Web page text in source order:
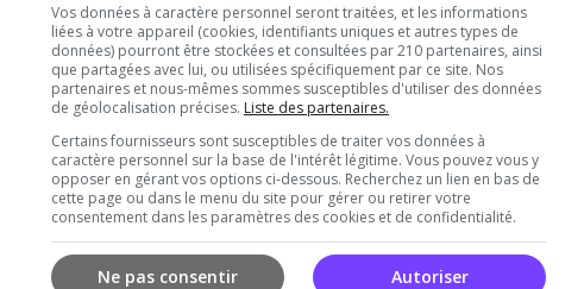
Il n'y a pas encore d'avis sur ce serveur.
Qualité Staff du serveur Ambiance
Vos données à caractère personnel seront traitées, et les informations
liées à votre appareil (cookies, identifiants uniques et autres types de
données) pourront être stockées et consultées par 210 partenaires, ainsi
que partagées avec lui, ou utilisées spécifiquement par ce site. Nos
partenaires et nous-mêmes sommes susceptibles d'utiliser des données
de géolocalisation précises. Liste des partenaires.
Certains fournisseurs sont susceptibles de traiter vos données à
caractère personnel sur la base de l'intérêt légitime. Vous pouvez vous y
opposer en gérant vos options ci-dessous. Recherchez un lien en bas de
cette page ou dans le menu du site pour gérer ou retirer votre
consentement dans les paramètres des cookies et de confidentialité.
Autoriser
Ne pas consentir